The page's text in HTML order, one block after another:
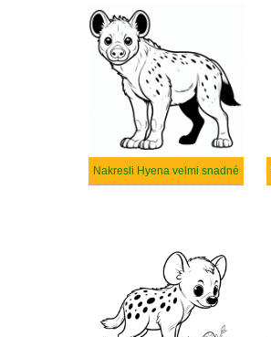
Nakresli Hyena velmi snadné